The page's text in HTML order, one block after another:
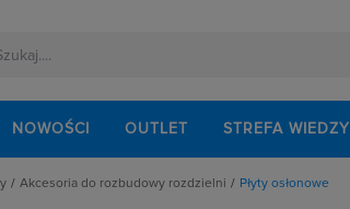
NOWOŚCI OUTLET STREFA WIEDZY
Akcesoria do rozbudowy rozdzielni
Płyty osłonowe